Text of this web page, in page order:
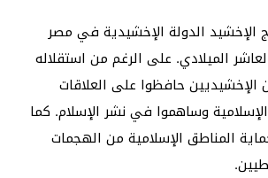
الدولة الإخشيدية في مصر
الميلادي. على الرغم من استقلاله
الإخشيديين حافظوا على العلاقات
وساهموا في نشر الإسلام. كما
المناطق الإسلامية من الهجمات